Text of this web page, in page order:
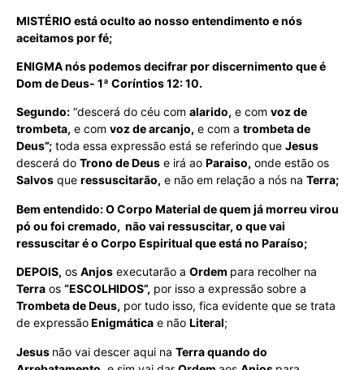
MISTÉRIO está oculto ao nosso entendimento e nós
aceitamos por fé;
ENIGMA nós podemos decifrar por discernimento que é
Dom de Deus- 1ª Coríntios 12: 10.
Segundo: “descerá do céu com alarido, e com voz de
trombeta, e com voz de arcanjo, e com a trombeta de
Deus”; toda essa expressão está se referindo que Jesus
descerá do Trono de Deus e irá ao Paraiso, onde estão os
Salvos que ressuscitarão, e não em relação a nós na Terra;
Bem entendido: O Corpo Material de quem já morreu virou
pó ou foi cremado, não vai ressuscitar, o que vai
ressuscitar é o Corpo Espiritual que está no Paraíso;
DEPOIS, os Anjos executarão a Ordem para recolher na
Terra os “ESCOLHIDOS”, por isso a expressão sobre a
Trombeta de Deus, por tudo isso, fica evidente que se trata
de expressãoEnigmática e não Literal;
Jesus não vai descer aqui na Terra quando do